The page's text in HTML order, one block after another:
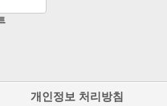
인테크
개인정보 처리방침